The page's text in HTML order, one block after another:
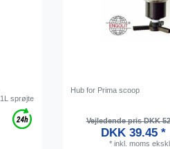
sprøjte
Hub for Prima scoop
Vejledende pris DKK
DKK 39.45 *
* inkl. moms ekskl.